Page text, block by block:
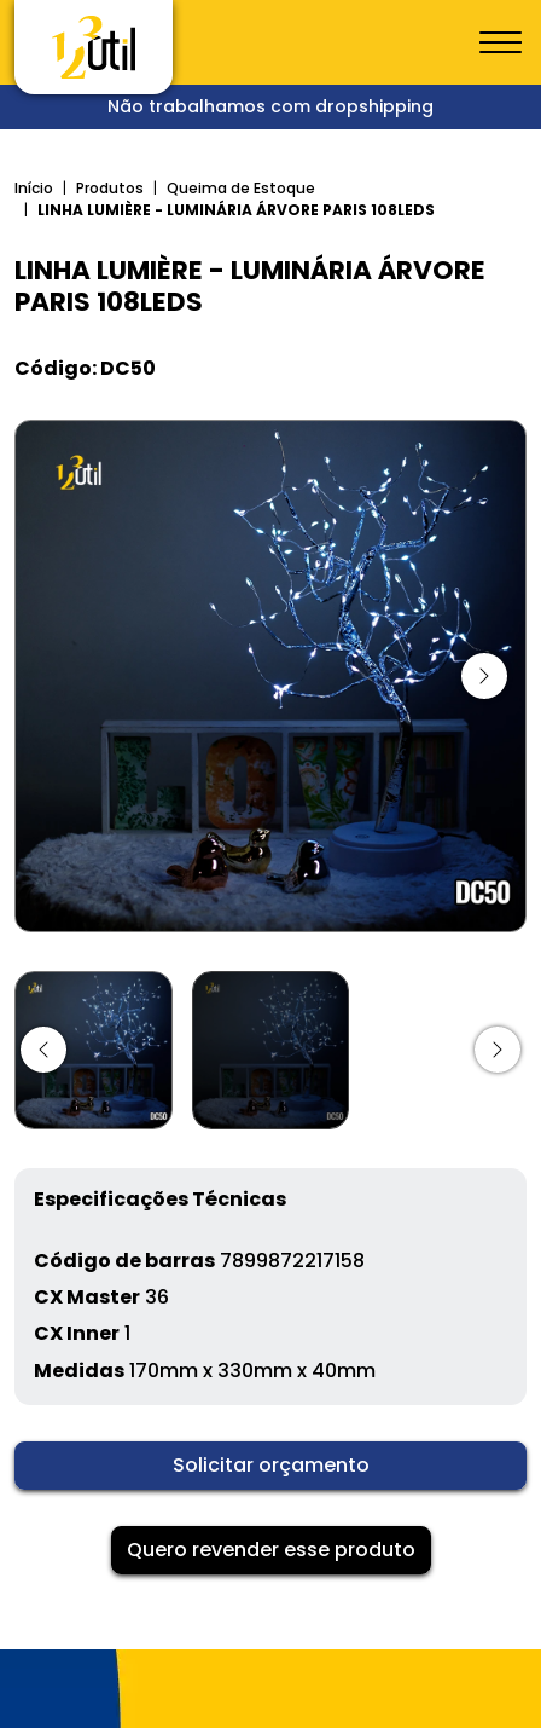
Não trabalhamos com dropshipping
Início Produtos
Queima de Estoque
LINHA LUMIÈRE - LUMINÁRIA ÁRVORE PARIS 108LEDS
LINHA LUMIÈRE - LUMINÁRIA ÁRVORE
PARIS 108LEDS
Código: DC50
Especificações Técnicas
Código de barras 7899872217158
CX Master 36
CX Inner1
Medidas170mm x 330mm x 40mm
Solicitar orçamento
Quero revender esse produto